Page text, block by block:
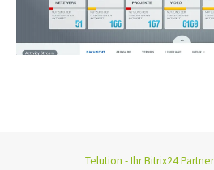
Telution - Ihr Bitrix24